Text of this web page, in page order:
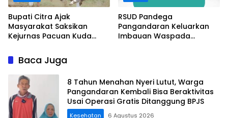
Bupati Citra Ajak
Masyarakat Saksikan
Kejurnas Pacuan Kuda
Legokjawa
RSUD Pandega
Pangandaran Keluarkan
Imbauan Waspada
Baca Juga
8 Tahun Menahan Nyeri Lutut, Warga
Pangandaran Kembali Bisa Beraktivitas
Usai Operasi Gratis Ditanggung BPJS
Kesehatan 6 Agustus 2026